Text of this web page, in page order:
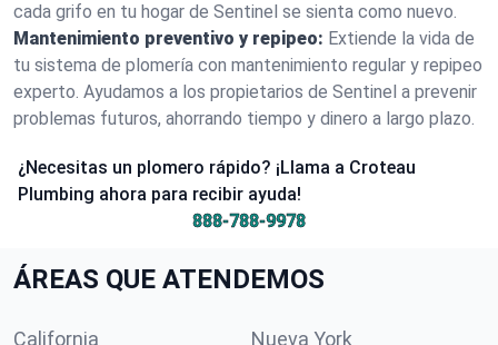
cada grifo en tu hogar de Sentinel se sienta como nuevo.
Mantenimiento preventivo y repipeo: Extiende la vida de
tu sistema de plomería con mantenimiento regular y repipeo
experto. Ayudamos a los propietarios de Sentinel a prevenir
problemas futuros, ahorrando tiempo y dinero a largo plazo.
¿Necesitas un plomero rápido? ¡Llama a Croteau
Plumbing ahora para recibir ayuda!
888-788-9978
ÁREAS QUE ATENDEMOS
California Nueva York